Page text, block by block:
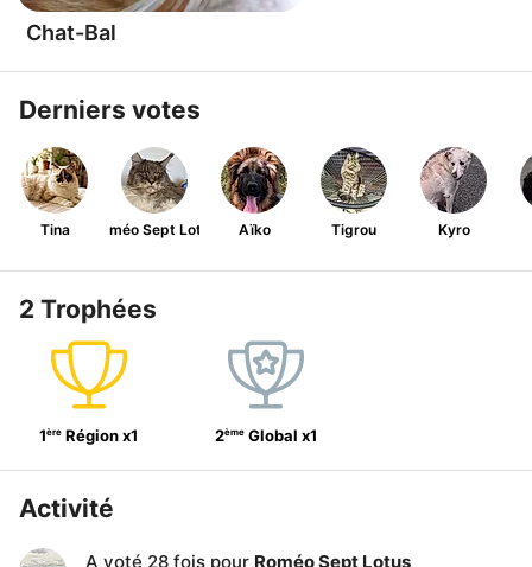
Chat-Bal
Derniers votes
Tina Roméo Sept Lotus Aïko Tigrou Kyro
2 Trophées
1ère Régionx1 2ème Global x1
Activité
A voté 28 fois pour Roméo Sept Lotus